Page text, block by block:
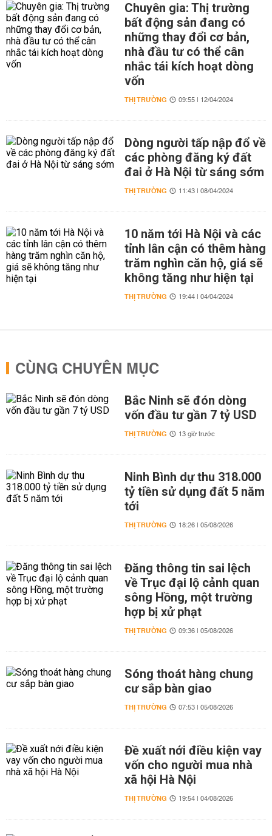
Chuyên gia: Thị trường
bất động sản đang có
những thay đổi cơ bản,
nhà đầu tư có thể cân
nhắc tái kích hoạt dòng
vốn
THỊ TRƯỜNG 09:55 | 12/04/2024
Dòng người tấp nập đổ về
các phòng đăng ký đất
đai ở Hà Nội từ sáng sớm
THỊ TRƯỜNG 11:43 | 08/04/2024
10 năm tới Hà Nội và các
tỉnh lân cận có thêm hàng
trăm nghìn căn hộ, giá sẽ
không tăng như hiện tại
THỊ TRƯỜNG 19:44 | 04/04/2024
CÙNG CHUYÊN MỤC
Bắc Ninh sẽ đón dòng
vốn đầu tư gần 7 tỷ USD
THỊ TRƯỜNG 13 giờ trước
Ninh Bình dự thu 318.000
tỷ tiền sử dụng đất 5 năm
tới
THỊ TRƯỜNG 18:26 | 05/08/2026
Đăng thông tin sai lệch
về Trục đại lộ cảnh quan
sông Hồng, một trường
hợp bị xử phạt
THỊ TRƯỜNG 09:36 | 05/08/2026
Sóng thoát hàng chung
cư sắp bàn giao
THỊ TRƯỜNG 07:53 | 05/08/2026
Đề xuất nới điều kiện vay
vốn cho người mua nhà
xã hội Hà Nội
THỊ TRƯỜNG 19:54 | 04/08/2026